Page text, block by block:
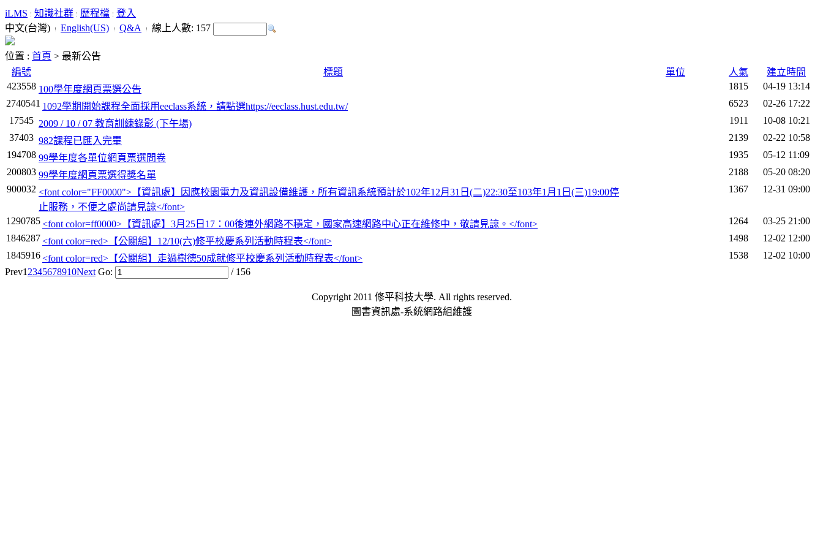
iLMS 知識社群 歷程檔
登入
中文(台灣)
English(US) Q&A 線上人數: 157
位置 : 首頁 > 最新公告
編號
標題 單位 人氣
建立時間
423558 100學年度網頁票選公告 1815
04-19 13:14
2740541 1092學期開始課程全面採用eeclass系統，請點選https://eeclass.hust.edu.tw/ 6523
02-26 17:22
17545 2009 / 10 / 07 教育訓練錄影 (下午場) 1911
10-08 10:21
37403 982課程已匯入完畢 2139
02-22 10:58
194708 99學年度各單位網頁票選問卷 1935
05-12 11:09
200803 99學年度網頁票選得獎名單 2188
05-20 08:20
900032 <font color="FF0000">【資訊處】因應校園電力及資訊設備維護，所有資訊系統預計於102年12月31日(二)22:30至103年1月1日(三)19:00停
止服務，不便之處尚請見諒</font>
1367 12-31 09:00
1290785<font color=ff0000>【資訊處】3月25日17：00後連外網路不穩定，國家高速網路中心正在維修中，敬請見諒。</font> 1264
03-25 21:00
1846287<font color=red>【公關組】12/10(六)修平校慶系列活動時程表</font> 1498
12-02 12:00
1845916<font color=red>【公關組】走過樹德50成就修平校慶系列活動時程表</font> 1538
12-02 10:00
Prev1 2345678910Next Go: / 156
Copyright 2011 修平科技大學. All rights reserved.
圖書資訊處-系統網路組維護